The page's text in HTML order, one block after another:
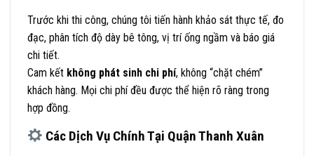
Trước khi thi công, chúng tôi tiến hành khảo sát thực tế, đo
đạc, phân tích độ dày bê tông, vị trí ống ngầm và báo giá
chi tiết.
Cam kết không phát sinh chi phí, không “chặt chém”
khách hàng. Mọi chi phí đều được thể hiện rõ ràng trong
hợp đồng.
Các Dịch Vụ Chính Tại Quận Thanh Xuân